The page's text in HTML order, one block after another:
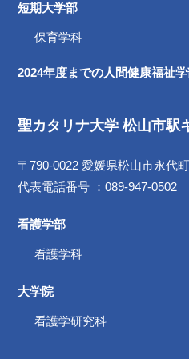
短期大学部
保育学科
2024年度までの人間健康福祉
聖カタリナ大学 松山市駅
〒790-0022 愛媛県松山市永代
代表電話番号 ：089-947-0502
看護学部
看護学科
大学院
看護学研究科